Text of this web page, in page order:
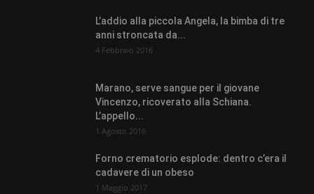
L’addio alla piccola Angela, la bimba di tre
anni stroncata da...
4 Febbraio 2016
Marano, serve sangue per il giovane
Vincenzo, ricoverato alla Schiana.
L’appello...
1 Agosto 2016
Forno crematorio esplode: dentro c’era il
cadavere di un obeso
1 Maggio 2017